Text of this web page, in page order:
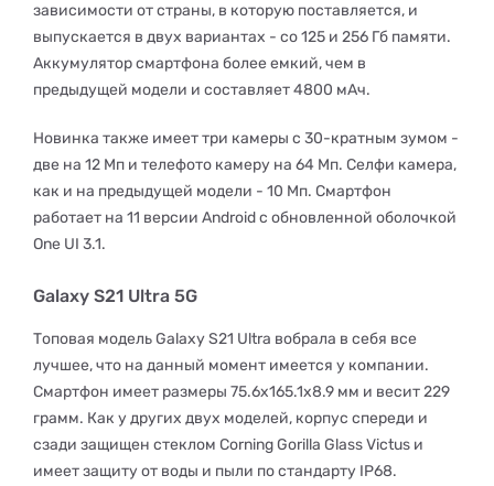
зависимости от страны, в которую поставляется, и
выпускается в двух вариантах - со 125 и 256 Гб памяти.
Аккумулятор смартфона более емкий, чем в
предыдущей модели и составляет 4800 мАч.
Новинка также имеет три камеры с 30-кратным зумом -
две на 12 Мп и телефото камеру на 64 Мп. Селфи камера,
как и на предыдущей модели - 10 Мп. Смартфон
работает на 11 версии Android с обновленной оболочкой
One UI 3.1.
Galaxy S21 Ultra 5G
Топовая модель Galaxy S21 Ultra вобрала в себя все
лучшее, что на данный момент имеется у компании.
Смартфон имеет размеры 75.6x165.1x8.9 мм и весит 229
грамм. Как у других двух моделей, корпус спереди и
сзади защищен стеклом Corning Gorilla Glass Victus и
имеет защиту от воды и пыли по стандарту IP68.